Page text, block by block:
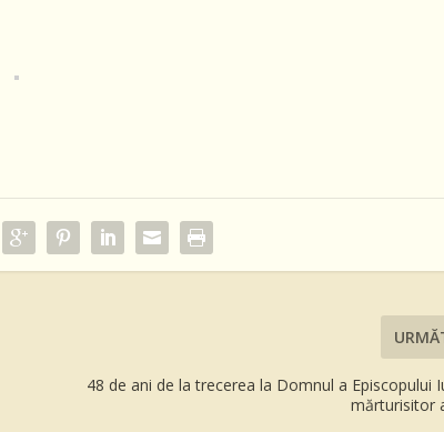
48 de ani de la trecerea la Domnul a Episcopului
mărturisitor